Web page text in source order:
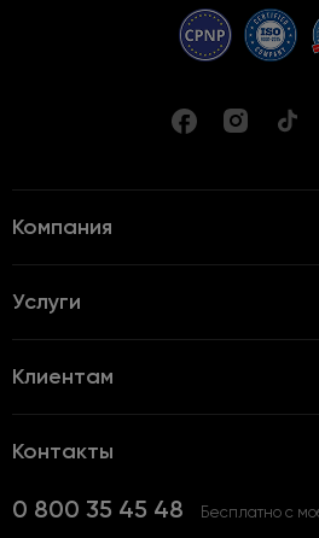
Компания
Услуги
Клиентам
Контакты
0 800 35 45 48 Бесплатно с